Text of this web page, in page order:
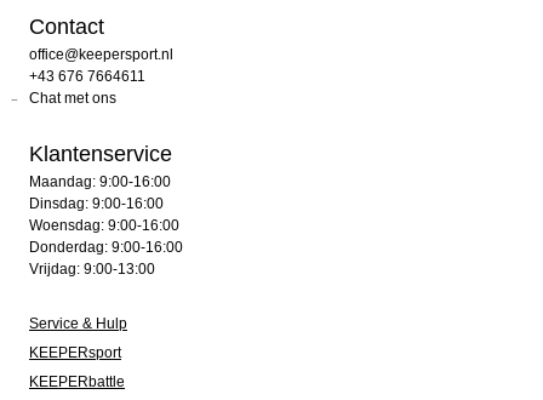
Contact
office@keepersport.nl
+43 676 7664611
Chat met ons
Klantenservice
Maandag: 9:00-16:00
Dinsdag: 9:00-16:00
Woensdag: 9:00-16:00
Donderdag: 9:00-16:00
Vrijdag: 9:00-13:00
Service & Hulp
KEEPERsport
KEEPERbattle